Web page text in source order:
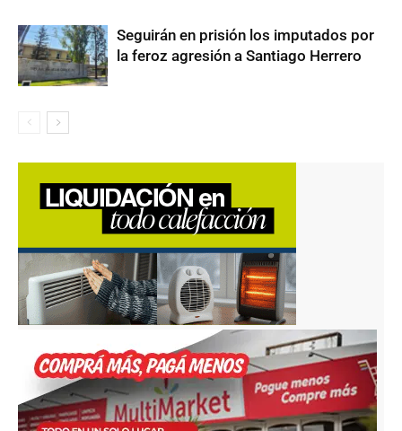
Seguirán en prisión los imputados por
la feroz agresión a Santiago Herrero